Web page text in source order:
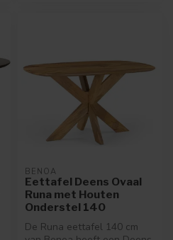
BENOA
Eettafel Deens Ovaal
Runa met Houten
Onderstel 140
De Runa eettafel 140 cm